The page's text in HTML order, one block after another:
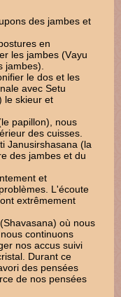
des jambes et
en
les jambes (Vayu
jambes).
le dos et les
avec Setu
le skieur et
papillon), nous
des cuisses.
Janusirshasana (la
des jambes et du
et
L'écoute
extrêmement
où nous
continuons
nos accus suivi
Durant ce
des pensées
de nos pensées